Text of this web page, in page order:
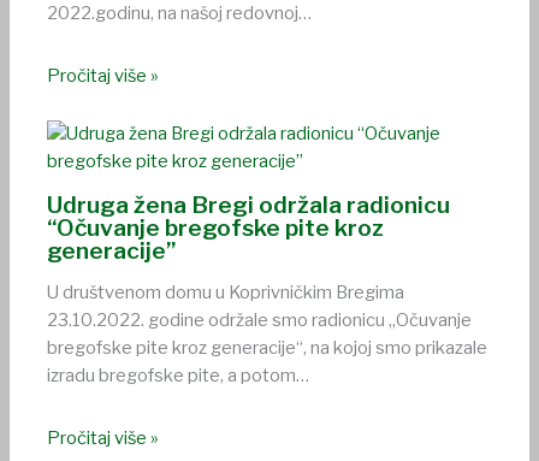
2022.godinu, na našoj redovnoj…
Pročitaj više »
Udruga žena Bregi održala radionicu
“Očuvanje bregofske pite kroz
generacije”
U društvenom domu u Koprivničkim Bregima
23.10.2022. godine održale smo radionicu „Očuvanje
bregofske pite kroz generacije“, na kojoj smo prikazale
izradu bregofske pite, a potom…
Pročitaj više »